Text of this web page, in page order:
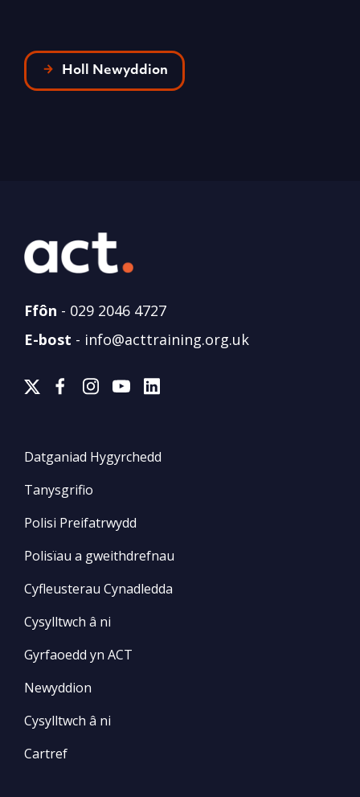
Holl Newyddion
Ffôn - 029 2046 4727
E-bost - info@acttraining.org.uk
Datganiad Hygyrchedd
Tanysgrifio
Polisi Preifatrwydd
Polisïau a gweithdrefnau
Cyfleusterau Cynadledda
Cysylltwch â ni
Gyrfaoedd yn ACT
Newyddion
Cysylltwch â ni
Cartref